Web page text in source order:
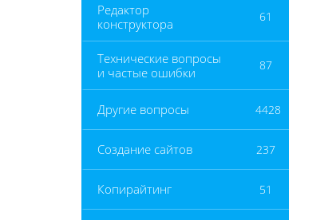
Редактор
конструктора
61
Технические вопросы
и частые ошибки
87
Другие вопросы 4428
Создание сайтов 237
Копирайтинг 51